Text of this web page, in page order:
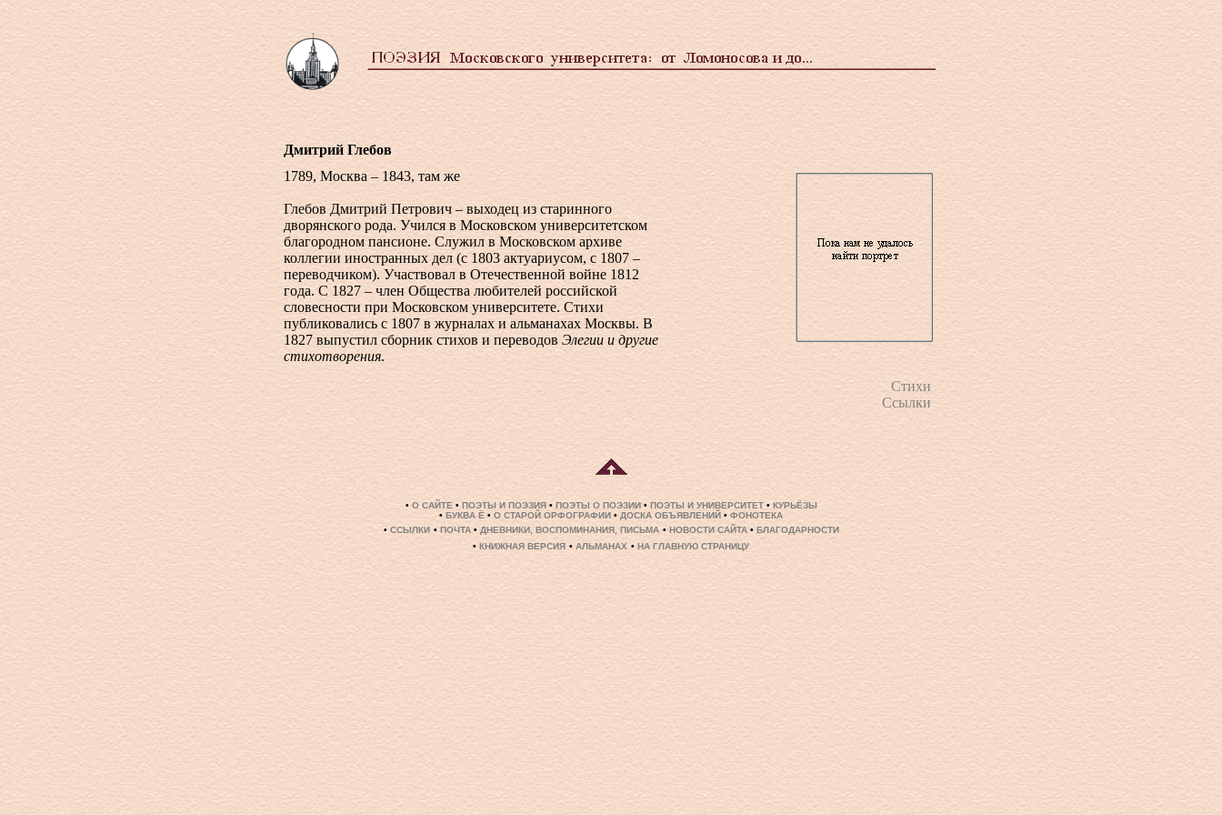
Дмитрий Глебов
1789, Москва – 1843, там же
Глебов Дмитрий Петрович – выходец из старинного
дворянского рода. Учился в Московском университетском
благородном пансионе. Служил в Московском архиве
коллегии иностранных дел (с 1803 актуариусом, с 1807 –
переводчиком). Участвовал в Отечественной войне 1812
года. С 1827 – член Общества любителей российской
словесности при Московском университете. Стихи
публиковались с 1807 в журналах и альманахах Москвы. В
1827 выпустил сборник стихов и переводов Элегии и другие
стихотворения.
Стихи
Ссылки